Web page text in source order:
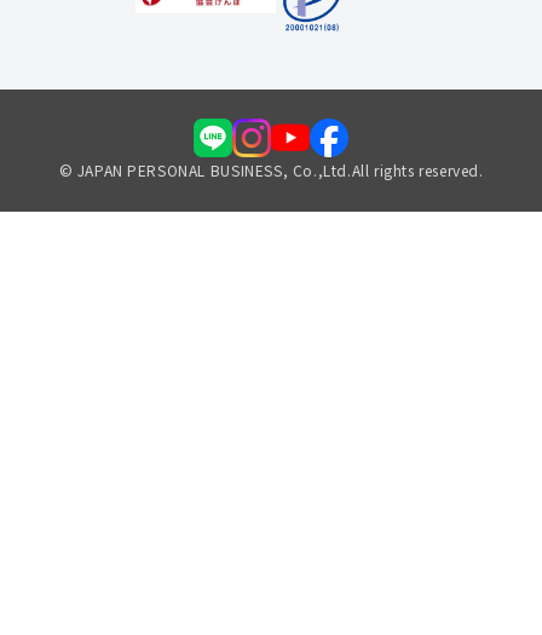
© JAPAN PERSONAL BUSINESS, Co.,Ltd.All rights reserved.